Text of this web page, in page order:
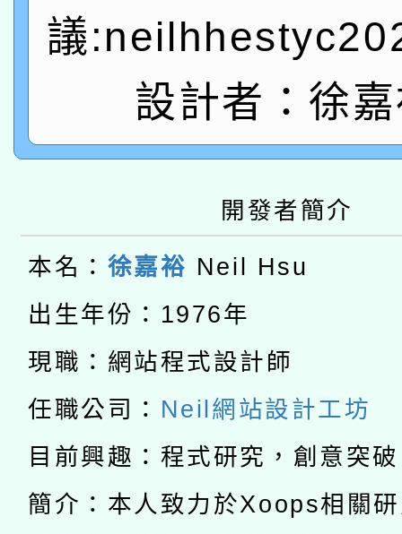
pilot」
有關大陸委員會函釋公
薪期間赴陸應申請許可
轉知經濟部水利署委託
業技術研究院辦理「
用水績優單位及節水達
115年8月22日(星期六
桃園市孔廟祈福系列
開 智慧啟航」
2026年桃園地景藝術
本校115學年度第2次
招甄選結果公告(無人
招)
適應運動共學行動站研
本館辦理115年度閱讀
暨閱讀推動專業研習
科技賦能─人工智慧
礎課程
A3數位素養講師名單
「數位內容與教學軟體
pilot」
有關大陸委員會函釋公
薪期間赴陸應申請許可
轉知經濟部水利署委託
議
設計者：徐
開發者簡介
本名： 徐嘉裕 Neil Hsu
出生年份：1976年
現職：網站程式設計師
任職公司： Neil網站設計工坊
目前興趣：程式研究，創意突
簡介：本人致力於Xoops相關